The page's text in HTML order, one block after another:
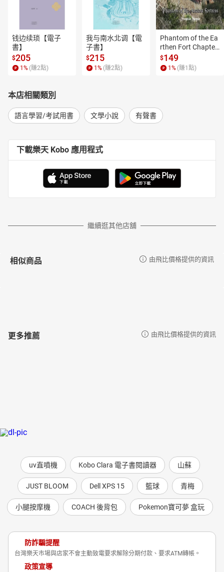
钱边续琐【電子
書】
$205
1 % (賺2點)
我与南水北调【電
子書】
$215
1 % (賺2點)
Phantom of the Ea
rthen Fort Chapter
4【有聲書】
$149
1 % (賺1 點)
本店相關類別
語言學習/考試用書 文學小說 有聲書
下載樂天 Kobo 應用程式
繼續逛其他店舖
相似商品 由飛比價格提供的資訊
更多推薦 由飛比價格提供的資訊
uv直噴機 Kobo Clara 電子書閱讀器 山蘇
JUST BLOOM Dell XPS 15 籃球 青梅
小腿按摩機 COACH 後背包 Pokemon寶可夢 盒玩
防詐騙提醒
台灣樂天市場與店家不會主動致電要求解除分期付款、要求ATM轉帳。
政策宣導